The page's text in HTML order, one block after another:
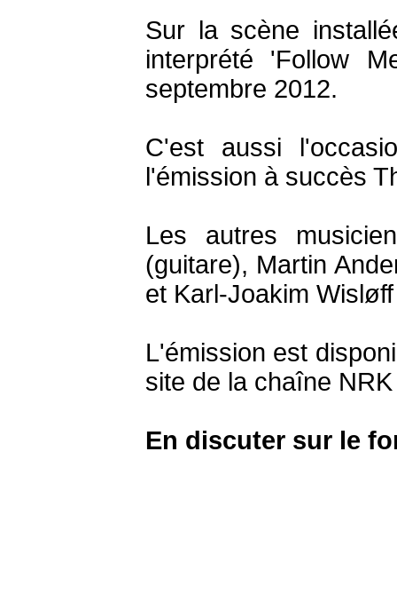
Sur la scène
interprété 'Follow
septembre 2012.
C'est aussi
l'émission à succès
Les autres
(guitare), Martin
et Karl-Joakim
L'émission est
site de la chaîne
En discuter sur le